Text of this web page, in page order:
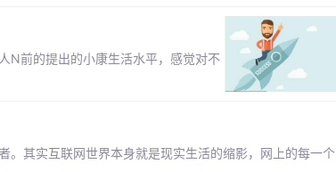
N前的提出的小康生活水平，感觉对不
。其实互联网世界本身就是现实生活的缩影，网上的每一个